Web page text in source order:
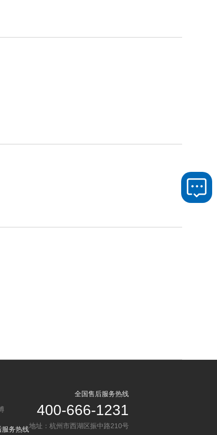
全国售后服务热线
400-666-1231
地址：杭州市西湖区振中路210号
服务热线